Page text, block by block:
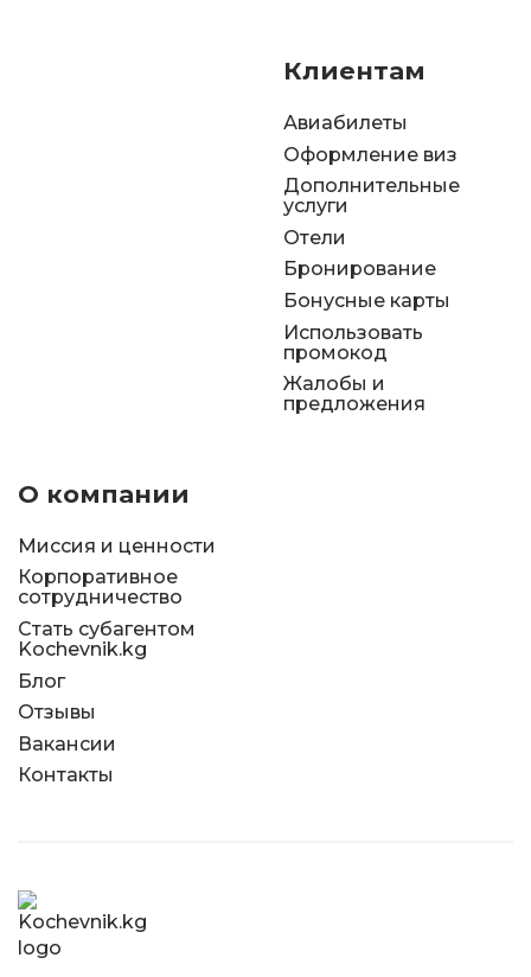
Клиентам
Авиабилеты
Оформление виз
Дополнительные
услуги
Отели
Бронирование
Бонусные карты
Использовать
промокод
Жалобы и
предложения
О компании
Миссия и ценности
Корпоративное
сотрудничество
Стать субагентом
Kochevnik.kg
Блог
Отзывы
Вакансии
Контакты